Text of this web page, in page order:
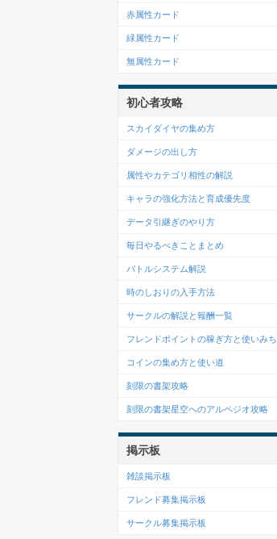
赤属性カード
緑属性カード
無属性カード
初心者攻略
スカイダイヤの集め方
ダメージの出し方
属性やカテゴリ相性の解説
キャラの強化方法と育成優先度
データ引継ぎのやり方
毎日やるべきことまとめ
バトルシステム解説
時のしおりの入手方法
サークルの解説と報酬一覧
フレンドポイントの稼ぎ方と使いみち
コインの集め方と使い道
刻限の書架攻略
刻限の書架星空へのアルペジオ攻略
掲示板
雑談掲示板
フレンド募集掲示板
サークル募集掲示板